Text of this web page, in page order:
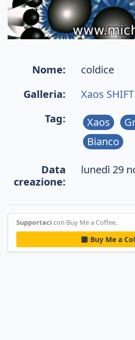
Nome:
coldice
Galleria:
Xaos SHIFT
Tag:
Xaos
Bianco
Data
creazione:
lunedì 29
Supportaci con Buy Me a Coffee.
Buy Me a